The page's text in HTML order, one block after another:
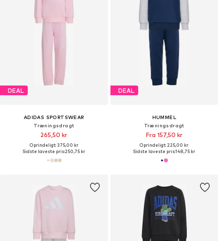
DEAL
ADIDAS SPORTSWEAR
Træningsdragt
265,50 kr
Oprindeligt: 375,00 kr
Sidste laveste pris:250,75 kr
DEAL
HUMMEL
Træningsdragt
Fra 157,50 kr
Oprindeligt: 225,00 kr
Sidste laveste pris:148,75 kr